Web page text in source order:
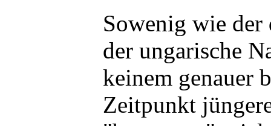
Sowenig wie der
der ungarische
keinem genauer
Zeitpunkt